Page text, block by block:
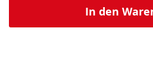
In den